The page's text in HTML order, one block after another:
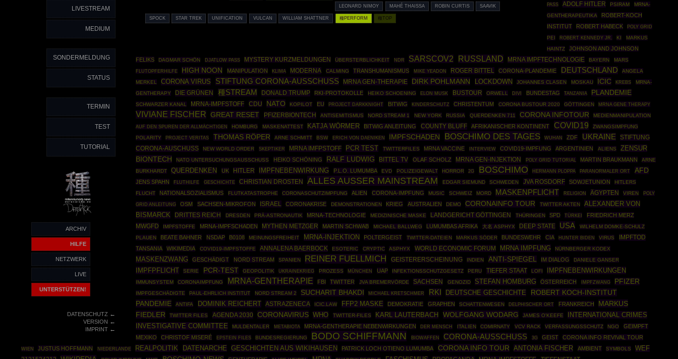
LIVESTREAM
MEDIUM
SONDERMELDUNG
STATUS
TERMIN
TEST
TUTORIAL
ARCHIV
HILFE
NETZWERK
LIVE
UNTERSTÜTZEN!
DATENSCHUTZ←
VERSION ←
IMPRINT←
LEONARD NIMOY MAHÉ THAISSA ROBIN CURTIS SAAVIK
SPOCK STAR TREK UNIFICATION VULCAN WILLIAM SHATTNER 種PERFORM 種TOP
PASS ADOLF HITLER PSIRAM
MRNA-
GENTHERAPEUTIKA
ROBERT-KOCH
INSTITUT
ROBERT HABECK
POLY GRID
PEI
ROBERT KENNEDY JR. KI
MARKUS
HAINTZ
JOHNSON AND JOHNSON
FELIKS
DAGMAR SCHÖN DJATLOW PASS MYSTERY KURZMELDUNGEN ÜBERSTERBLICHKEIT NDR SARSCOV2 RUSSLAND MRNA IMPFTECHNOLOGIE BAYERN MARS
FLUTOPFERHILFE HIGH NOON MANIPULATION KLIMA MODERNA CALMING TRANSHUMANISMUS MIKE YEADON ROGER BITTEL CORONA-PLANDEMIE DEUTSCHLAND
ANGELA
MERKEL
CORONA VIRUS STIFTUNG CORONA-AUSSCHUSS MRNA GEN-THERAPIE DIRK POHLMANN LOCKDOWN JOHANNES CLASEN MOSKAU ICIC KREBS
MRNA-
GENTHERAPY
DIE GRÜNEN 種STREAM DONALD TRUMP RKI-PROTOKOLLE HEIKO SCHOENING ELON MUSK BUSTOUR ORWELL DIVI BUNDESTAG TANZANIA PLANDEMIE
SCHWARZER KANAL MRNA-IMPFSTOFF CDU NATO KOPILOT EU PROJECT DARKKNIGHT BITWIG KINDERSCHUTZ CHRISTENTUM CORONA BUSTOUR 2020 GÖTTINGEN MRNA GENE THERAPY
VIVIANE FISCHER GREAT RESET PFIZERBIONTECH ANTISEMITISMUS NORD STREAM 1 NEW YORK RUSSIA QUERDENKEN 711 CORONA INFOTOUR MEDIENMANIPULATION
AUF DEN SPUREN DER ALLMÄCHTIGEN HOMBURG MASKENATTEST KATJA WÖRMER BITWIG ANLEITUNG COUNTY BLUFF AFRIKANISCHER KONTINENT COVID19
ZWANGSIMPFUNG
POLARITY
PROJECT VERITAS THOMAS RÖPER ARNE SCHMITT BSW ERICH VON DAENIKEN IMPFSCHADEN BOSCHIMO DES TAGES WUHAN ZDF UKRAINE
STIFTUNG
CORONA-AUSCHUSS
NEW WORLD ORDER SKEPTIKER MRNA IMFPSTOFF PCR TEST TWITTERFILES MRNA VACCINE INTERVIEW COVID19-IMPFUNG ARGENTINIEN ALIENS ZENSUR
BIONTECH NATO UNTERSUCHUNGSAUSSCHUSS HEIKO SCHÖNING RALF LUDWIG BITTEL TV OLAF SCHOLZ MRNA GEN-INJEKTION POLY GRID TUTORIAL MARTIN BRAUKMANN
ARNE
BURKHARDT
QUERDENKEN UK HITLER IMPFNEBENWIRKUNG P.L.O. LUMUMBA EVD POLIZEIGEWALT HORROR 2G BOSCHIMO HERMANN PLOPPA PARANORMALER ORT AFD
JENS SPAHN FLUTHILFE GESCHICHTE CHRISTIAN DROSTEN ALLES AUSSER MAINSTREAM EDGAR SIEMUND SCHWEDEN JVA ROSDORF SOWJETUNION
HITLERS
FLUCHT
NATIONALSOZIALISMUS FLUTKATASTROPHE CORONASCHUTZIMPFUNG ALIEN CORONA-IMPFUNG MUSIC SCHWEIZ MORD MASKENPFLICHT RELIGION ÄGYPTEN VIREN
POLY
GRID ANLEITUNG
OSM SACHSEN-MIKROFON ISRAEL CORONAKRISE DEMONSTRATIONEN KRIEG AUSTRALIEN DEMO CORONAINFO TOUR TWITTER AKTEN
ALEXANDER VON
BISMARCK
DRITTES REICH DRESDEN PRÄ-ASTRONAUTIK MRNA-TECHNOLOGIE MEDIZINISCHE MASKE LANDGERICHT GÖTTINGEN THÜRINGEN SPD TÜRKEI FRIEDRICH MERZ
MWGFD IMPFSTOFFE MRNA-IMPFSCHADEN MYTHEN METZGER MARTIN SCHWAB MICHAEL BALLWEG LUMUMBAS AFRIKA 大名 ASPHYX DEEP STATE USA
WILHELM DOMKE-SCHULZ
PLAUEN
BEATE BAHNER NSDAP B0108 MEINUNGSFREIHEIT MRNA-INJEKTION POLTERGEIST TWITTER-DATEIEN MARKUS SÖDER BUNDESWEHR CIA HUNTER BIDEN VIRUS IMPFTOD
TANSANIA WIKIMEDIA COVID19-IMPFSTOFFE ANNALENA BAERBOCK ESOTERIC CRYPTIC ASPHYX WORLD ECONOMIC FORUM MRNA IMPFUNG NÜRNBERGER KODEX
MASKENZWANG GESCHÄDIGT NORD STREAM SPANIEN REINER FUELLMICH GEISTERERSCHEINUNG INDIEN ANTI-SPIEGEL IM DIALOG DANIELE GANSER
IMPFPFLICHT SERIE PCR-TEST GEOPOLITIK UKRAINEKRIEG PROZESS MÜNCHEN UAP INFEKTIONSSCHUTZGESETZ PERU TIEFER STAAT LOFI IMPFNEBENWIRKUNGEN
IMMUNSYSTEM CORONAIMPFUNG MRNA-GENTHERAPIE FBI TWITTER JVA BREMERVÖRDE SACHSEN GENOZID STEFAN HOMBURG ÖSTERREICH IMPFZWANG PFIZER
IMPFGESCHÄDIGTE PAUL-EHRLICH INSTITUT NORD STREAM 2 SUCHARIT BHAKDI MICHAEL KRETSCHMER RKI DEUTSCHE GESCHICHTE
ROBERT KOCH-INSTITUT
PANDEMIE
ANTIFA DOMINIK REICHERT ASTRAZENECA ICIC.LAW FFP2 MASKE DEMOKRATIE GRAPHEN SCHATTENWESEN DELPHISCHER ORT FRANKREICH
MARKUS
FIEDLER
TWITTER FILES AGENDA 2030 CORONAVIRUS WHO TWITTER-FILES KARL LAUTERBACH WOLFGANG WODARG JAMES O'KEEFE
INTERNATIONAL CRIMES
INVESTIGATIVE COMMITTEE
MULDENTALER METABIOTA MRNA-GENTHERAPIE NEBENWIRKUNGEN DER MENSCH ITALIEN COMIRNATY VCV RACK VERFASSUNGSSCHUTZ NGO
GEIMPFT
MEXIKO
CHRISTOF MISERÉ EPSTEIN FILES BUNDESREGIERUNG BODO SCHIFFMANN BIOWAFFEN CORONA-AUSSCHUSS 3G GEIST CORONA INFO REVIVAL TOUR
WIEN JUSTUS HOFFMANN NIEDERLANDE REALPOLITIK DATENARCHE GESCHICHTEN AUS WIKIHAUSEN PATRICK LOCH OTIENO LUMUMBA CORONA INFO TOUR ANTONIA FISCHER AMBIENT SYMBOLS
WEF